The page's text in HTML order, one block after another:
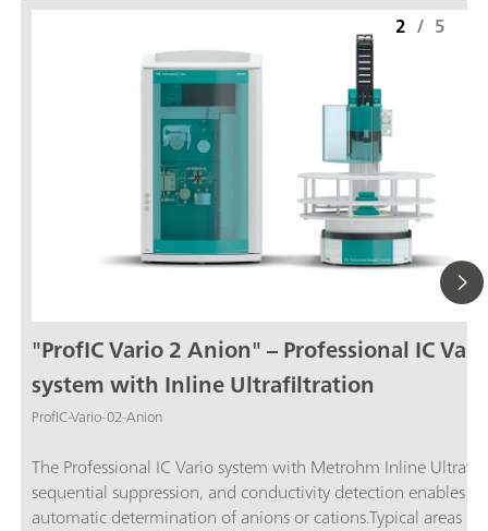
"ProfIC Vario 2 Anion" – Professional IC
system with Inline Ultrafiltration
ProfIC-Vario-02-Anion
The Professional IC Vario system with Metrohm Inline
sequential suppression, and conductivity detection enables
automatic determination of anions or cations.Typical areas of
2 / 5